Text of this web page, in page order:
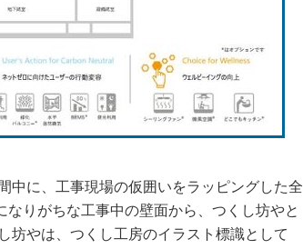
に、工事現場の仮囲いをラッピングした全
りがちな工事中の壁面から、つくし坊やと
坊やは、つくし工房のイラスト標識として